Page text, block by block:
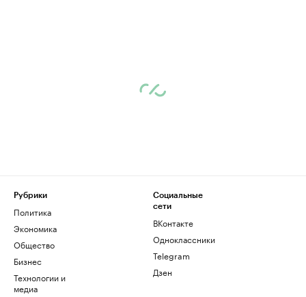
Рубрики
Политика
Экономика
Общество
Бизнес
Технологии и
медиа
Социальные
сети
ВКонтакте
Одноклассники
Telegram
Дзен